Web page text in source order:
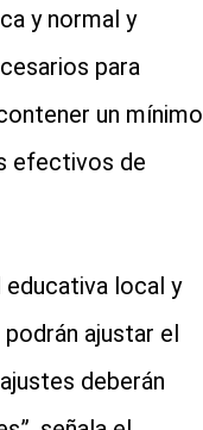
y normal y
para
un mínimo
efectivos de
educativa local y
ajustar el
deberán